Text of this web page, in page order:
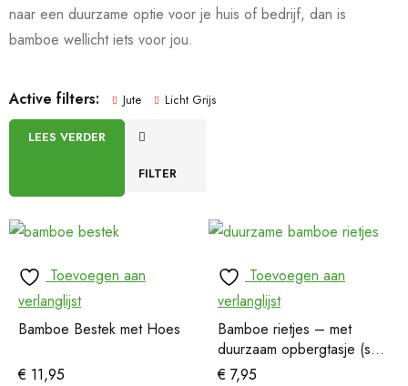
naar een duurzame optie voor je huis of bedrijf, dan is
bamboe wellicht iets voor jou.
Active filters: Jute Licht Grijs
FILTER
LEES VERDER
Toevoegen aan
verlanglijst
Bamboe Bestek met Hoes
€ 11,95
Toevoegen aan
verlanglijst
Bamboe rietjes – met
duurzaam opbergtasje (set
van 6)
€ 7,95